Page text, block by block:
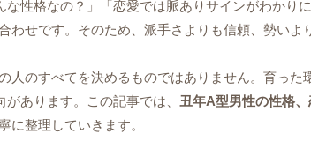
な性格なの？」「恋愛では脈ありサインがわか
わせです。そのため、派手さよりも信頼、勢い
人のすべてを決めるものではありません。育っ
あります。この記事では、 丑年A型男性の性格
に整理していきます。